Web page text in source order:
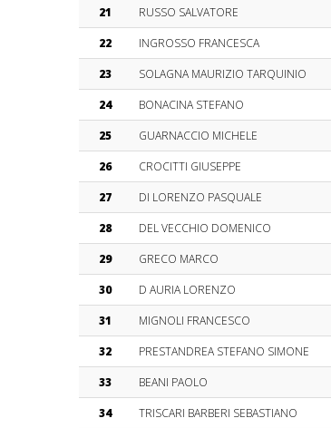
21
RUSSO SALVATORE
22
INGROSSO FRANCESCA
23
SOLAGNA MAURIZIO TARQUINIO
24
BONACINA STEFANO
25
GUARNACCIO MICHELE
26
CROCITTI GIUSEPPE
27
DI LORENZO PASQUALE
28
DEL VECCHIO DOMENICO
29
GRECO MARCO
30
D AURIA LORENZO
31
MIGNOLI FRANCESCO
32
PRESTANDREA STEFANO SIMONE
33
BEANI PAOLO
34
TRISCARI BARBERI SEBASTIANO